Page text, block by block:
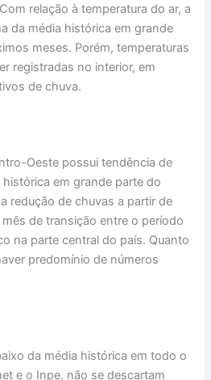
relação à temperatura do ar, a
da média histórica em grande
meses. Porém, temperaturas
registradas no interior, em
de chuva.
Oeste possui tendência de
em grande parte do
redução de chuvas a partir de
de transição entre o período
na parte central do país. Quanto
predomínio de números
da média histórica em todo o
e o Inpe, não se descartam